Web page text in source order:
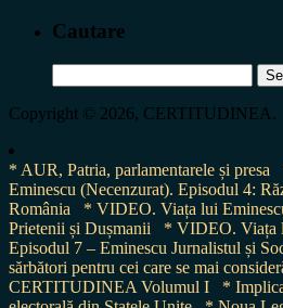
Cautare
for:
Copyright © 2026, CERTITUDINEA.
* AUR, Patria, parlamentarele și presa
Eminescu (Necenzurat). Episodul 4:
România
* VIDEO. Viața lui
Prietenii și Dușmanii
* VIDEO. Viața
Episodul 7 – Eminescu Jurnalistul și
sărbători pentru cei care se mai
CERTITUDINEA Volumul I
*